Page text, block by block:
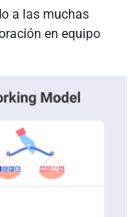
a las muchas
en equipo